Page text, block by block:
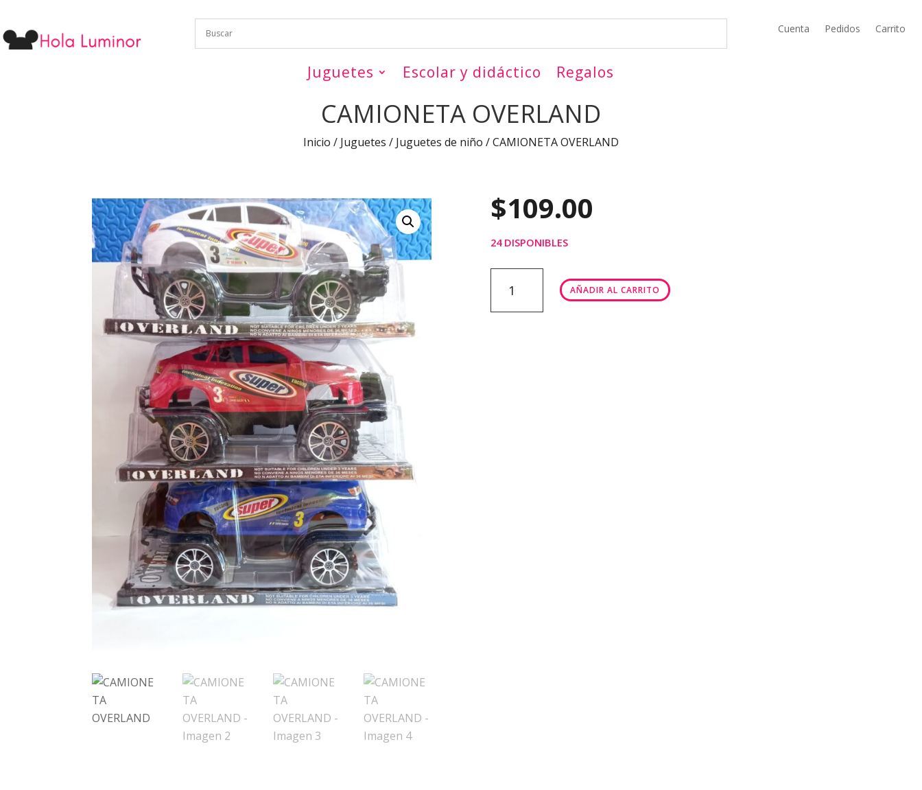
Juguetes Escolar y didáctico Regalos
Cuenta Pedidos Carrito
CAMIONETA OVERLAND
Inicio / Juguetes / Juguetes de niño / CAMIONETA OVERLAND
$109.00
24 DISPONIBLES
OVERLAND
cantidad
AÑADIR AL CARRITO